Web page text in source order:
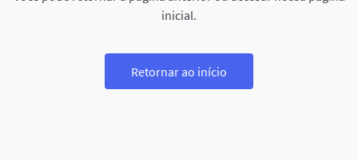
inicial.
Retornar ao início